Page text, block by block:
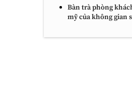
Bàn trà phòng
mỹ của không gian